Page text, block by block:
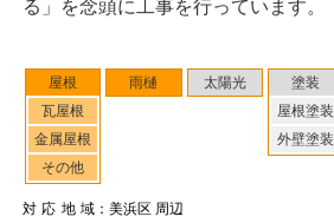
屋根
瓦屋根
金属屋根
その他
雨樋 太陽光
塗装
屋根塗装
外壁塗装
対応地域：美浜区 周辺
る」を念頭に工事を行っています。